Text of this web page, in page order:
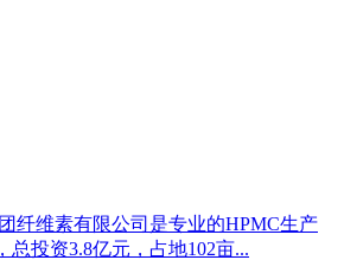
纤维素有限公司是专业的HPMC生产
总投资3.8亿元，占地102亩...